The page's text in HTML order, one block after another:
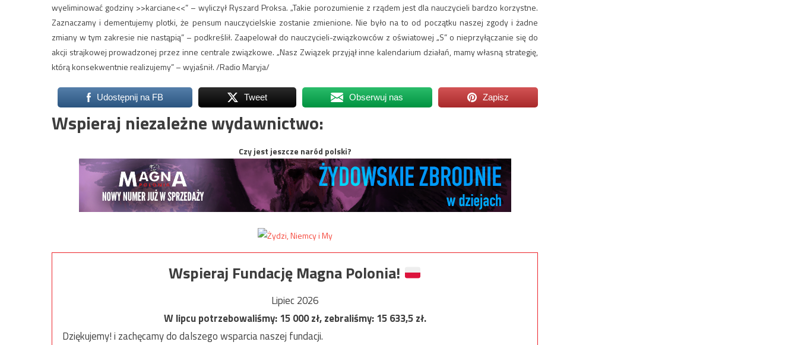
wyeliminować godziny >>karciane<<” – wyliczył Ryszard Proksa. „Takie porozumienie z rządem jest dla nauczycieli bardzo korzystne.
Zaznaczamy i dementujemy plotki, że pensum nauczycielskie zostanie zmienione. Nie było na to od początku naszej zgody i żadne
zmiany w tym zakresie nie nastąpią” – podkreślił. Zaapelował do nauczycieli-związkowców z oświatowej „S” o nieprzyłączanie się do
akcji strajkowej prowadzonej przez inne centrale związkowe. „Nasz Związek przyjął inne kalendarium działań, mamy własną strategię,
którą konsekwentnie realizujemy” – wyjaśnił. /Radio Maryja/
Udostępnij na FB Tweet Obserwuj nas Zapisz
Wspieraj niezależne wydawnictwo:
Czy jest jeszcze naród polski?
Wspieraj Fundację Magna Polonia!
Lipiec 2026
W lipcu potrzebowaliśmy:15 000zł, zebraliśmy:15 633,5zł.
Dziękujemy! i zachęcamy do dalszego wsparcia naszej fundacji.